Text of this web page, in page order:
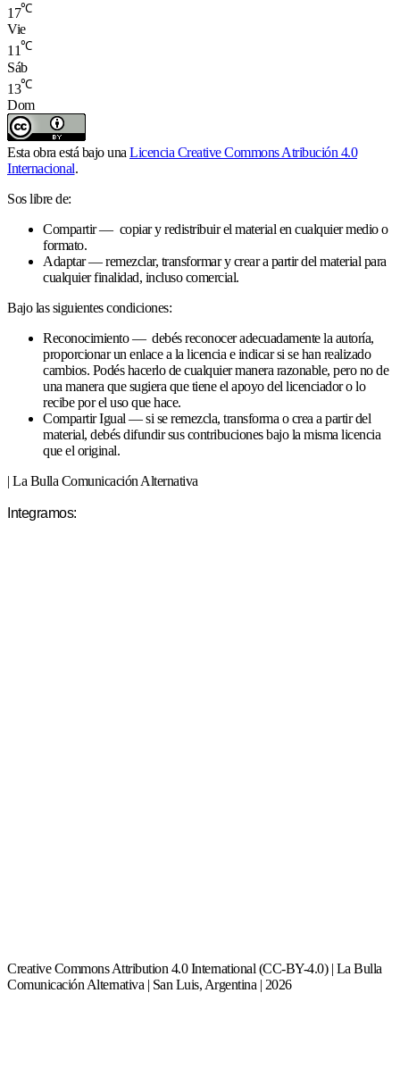
17℃
Vie
11℃
Sáb
13℃
Dom
Esta obra está bajo una Licencia Creative Commons Atribución 4.0
Internacional.
Sos libre de:
Compartir — copiar y redistribuir el material en cualquier medio o
formato.
Adaptar — remezclar, transformar y crear a partir del material para
cualquier finalidad, incluso comercial.
Bajo las siguientes condiciones:
Reconocimiento — debés reconocer adecuadamente la autoría,
proporcionar un enlace a la licencia e indicar si se han realizado
cambios. Podés hacerlo de cualquier manera razonable, pero no de
una manera que sugiera que tiene el apoyo del licenciador o lo
recibe por el uso que hace.
Compartir Igual — si se remezcla, transforma o crea a partir del
material, debés difundir sus contribuciones bajo la misma licencia
que el original.
| La Bulla Comunicación Alternativa
Integramos:
Creative Commons Attribution 4.0 International (CC-BY-4.0) | La Bulla
Comunicación Alternativa | San Luis, Argentina | 2026